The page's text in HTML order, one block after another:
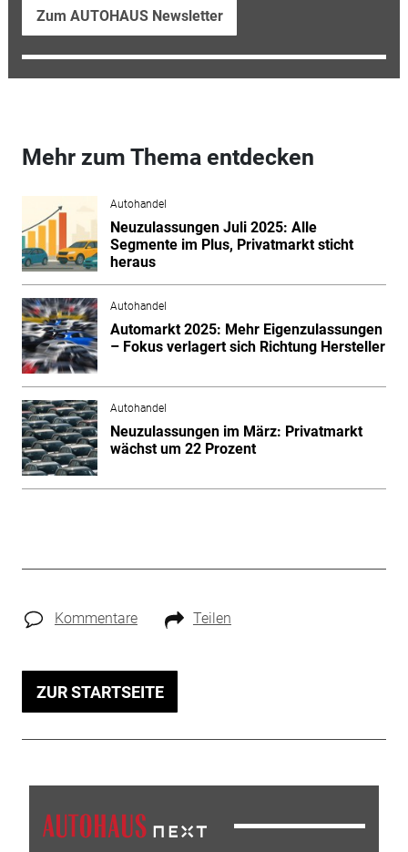
Zum AUTOHAUS Newsletter
Mehr zum Thema entdecken
Autohandel
Neuzulassungen Juli 2025: Alle
Segmente im Plus, Privatmarkt sticht
heraus
Autohandel
Automarkt 2025: Mehr Eigenzulassungen
– Fokus verlagert sich Richtung Hersteller
Autohandel
Neuzulassungen im März: Privatmarkt
wächst um 22 Prozent
Kommentare Teilen
ZUR STARTSEITE